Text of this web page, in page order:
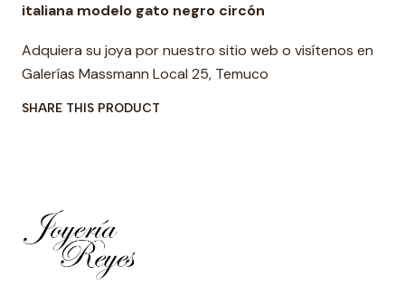
italiana modelo gato negro circón
Adquiera su joya por nuestro sitio web o visítenos en
Galerías Massmann Local 25, Temuco
SHARE THIS PRODUCT